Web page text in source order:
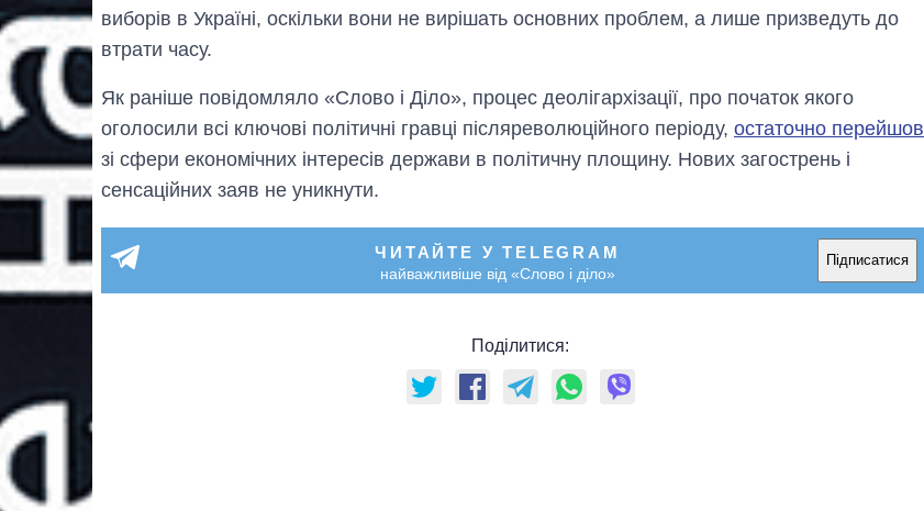
виборів в Україні, оскільки вони не вирішать основних проблем, а лише призведуть до
втрати часу.
Як раніше повідомляло «Слово і Діло», процес деолігархізації, про початок якого
оголосили всі ключові політичні гравці післяреволюційного періоду, остаточно перейшов
зі сфери економічних інтересів держави в політичну площину. Нових загострень і
сенсаційних заяв не уникнути.
ЧИТАЙТЕ У TELEGRAM
найважливіше від «Слово і діло»
Підписатися
Поділитися: